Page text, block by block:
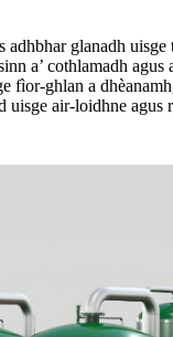
glanadh
a’ cothlamadh
ghlan a
air-loidhne